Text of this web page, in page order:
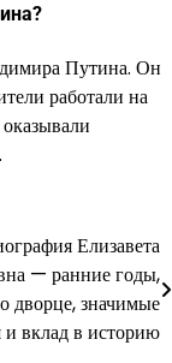
Путина. Он
работали на
Елизавета
— ранние годы,
дворце, значимые
вклад в историю